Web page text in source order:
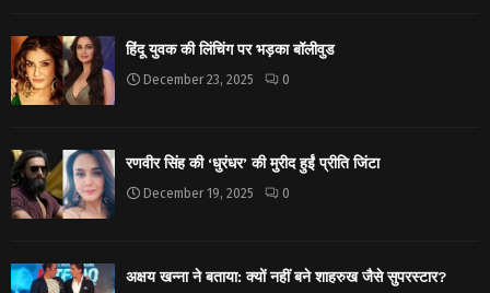
हिंदू युवक की लिंचिंग पर भड़का बॉलीवुड
December 23, 2025 0
रणवीर सिंह की ‘धुरंधर’ की मुरीद हुईं प्रीति जिंटा
December 19, 2025 0
अक्षय खन्ना ने बताया: क्यों नहीं बने शाहरुख जैसे सुपरस्टार?